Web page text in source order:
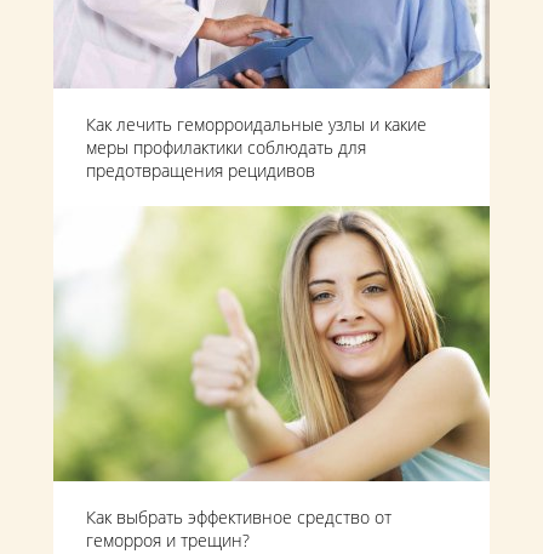
Как лечить геморроидальные узлы и какие
меры профилактики соблюдать для
предотвращения рецидивов
Как выбрать эффективное средство от
геморроя и трещин?